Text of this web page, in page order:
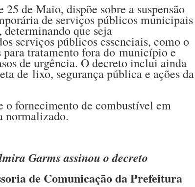
de Maio, dispõe sobre a suspensão
de serviços públicos municipais
determinando que seja
serviços públicos essenciais, como o
para tratamento fora do município e
de urgência. O decreto inclui ainda
de lixo, segurança pública e ações da
o fornecimento de combustível em
normalizado.
Garms assinou o decreto
de Comunicação da Prefeitura